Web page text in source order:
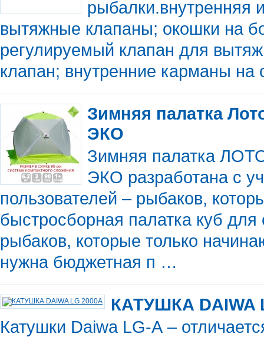
рыбалки.внутренняя
вытяжные клапаны; окошки на
регулируемый клапан для
клапан; внутренние карманы
Зимняя палатка
ЭКО
Зимняя палатка
ЭКО разработана с
пользователей – рыбаков,
быстросборная палатка куб
рыбаков, которые только
нужна бюджетная п …
КАТУШКА DAIWA
Катушки Daiwa LG-A –